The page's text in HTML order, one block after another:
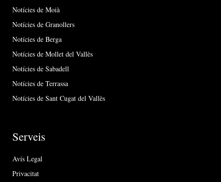
Notícies de Moià
Notícies de Granollers
Notícies de Berga
Notícies de Mollet del Vallès
Notícies de Sabadell
Notícies de Terrassa
Notícies de Sant Cugat del Vallès
Serveis
Avís Legal
Privacitat